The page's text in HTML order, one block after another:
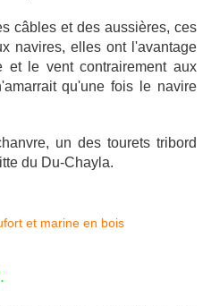
câbles et des aussières, ces
navires, elles ont l'avantage
et le vent contrairement aux
qu'une fois le navire
un des tourets tribord
du Du-Chayla.